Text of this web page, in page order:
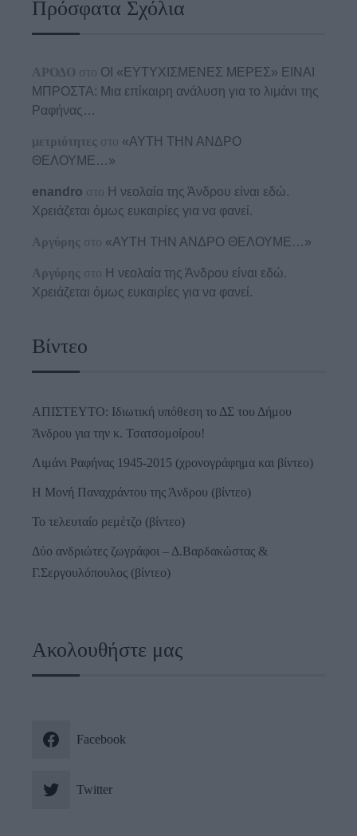
Πρόσφατα Σχόλια
ΑΡΟΔΟ στο ΟΙ «ΕΥΤΥΧΙΣΜΕΝΕΣ ΜΕΡΕΣ» ΕΙΝΑΙ
ΜΠΡΟΣΤΑ: Μια επίκαιρη ανάλυση για το λιμάνι της
Ραφήνας…
μετριότητες στο «ΑΥΤΗ ΤΗΝ ΑΝΔΡΟ
ΘΕΛΟΥΜΕ…»
enandro στο Η νεολαία της Άνδρου είναι εδώ.
Χρειάζεται όμως ευκαιρίες για να φανεί.
Αργύρης στο «ΑΥΤΗ ΤΗΝ ΑΝΔΡΟ ΘΕΛΟΥΜΕ…»
Αργύρης στο Η νεολαία της Άνδρου είναι εδώ.
Χρειάζεται όμως ευκαιρίες για να φανεί.
Βίντεο
ΑΠΙΣΤΕΥΤΟ: Ιδιωτική υπόθεση το ΔΣ του Δήμου
Άνδρου για την κ. Τσατσομοίρου!
Λιμάνι Ραφήνας 1945-2015 (χρονογράφημα και βίντεο)
Η Μονή Παναχράντου της Άνδρου (βίντεο)
Το τελευταίο ρεμέτζο (βίντεο)
Δύο ανδριώτες ζωγράφοι – Δ.Βαρδακώστας &
Γ.Σεργουλόπουλος (βίντεο)
Ακολουθήστε μας
Facebook
Twitter